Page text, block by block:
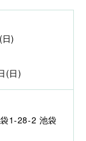
)
(日)
1-28-2 池袋